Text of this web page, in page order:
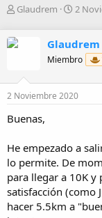
A
o
Glaudrem
F
h
a
e
i
o
2
Glaudrem
Miembro
2 Noviembre 2020
Buenas,
He empezado a
lo permite. De
para llegar a 10K
satisfacción (como
hacer 5.5km a